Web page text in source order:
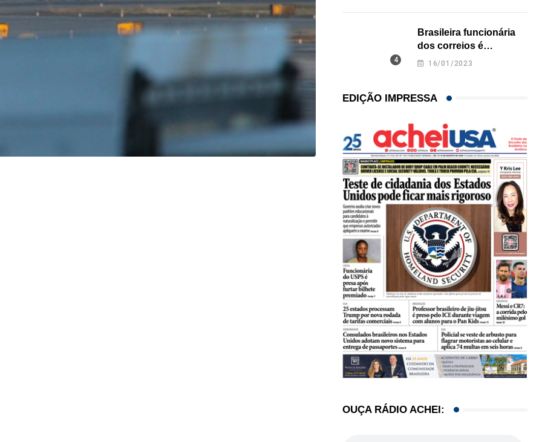
ENTRETENIMENTO,ESTADOS UNIDOS,LOCAL
Game show mais antigo da TV americana faz...
07/08/2026
Brasileira funcionária
dos correios é
assassinada a facadas
16/01/2023
EDIÇÃO IMPRESSA
OUÇA RÁDIO ACHEI: